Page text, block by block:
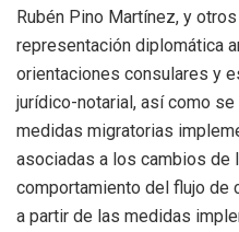
Rubén Pino Martínez, y
representación diplomática
orientaciones consulares y
jurídico-notarial, así como
medidas migratorias
asociadas a los cambios de
comportamiento del flujo de
a partir de las medidas